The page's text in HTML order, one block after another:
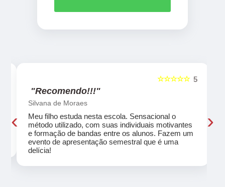
5
☆☆☆☆☆
"Recomendo!!!"
Silvana de Moraes
Meu filho estuda nesta escola. Sensacional o
método utilizado, com suas individuais motivantes
e formação de bandas entre os alunos. Fazem um
evento de apresentação semestral que é uma
delícia!
‹ ›